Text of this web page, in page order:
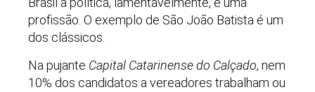
profissão. O exemplo de São João Batista é um
dos clássicos.
Na pujante Capital Catarinense do Calçado, nem
10% dos candidatos a vereadores trabalham ou